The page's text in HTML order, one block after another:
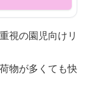
視の園児向けリ
物が多くても快